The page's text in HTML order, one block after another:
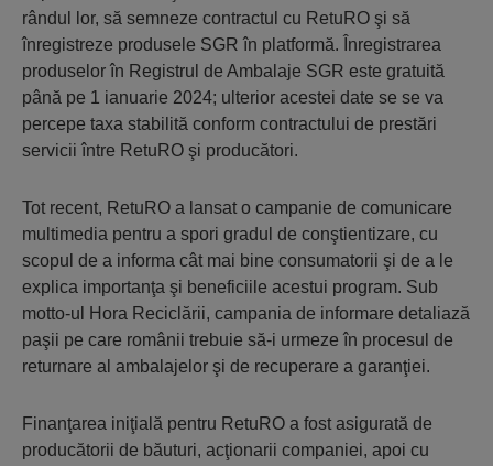
rândul lor, să semneze contractul cu RetuRO şi să
înregistreze produsele SGR în platformă. Înregistrarea
produselor în Registrul de Ambalaje SGR este gratuită
până pe 1 ianuarie 2024; ulterior acestei date se se va
percepe taxa stabilită conform contractului de prestări
servicii între RetuRO şi producători.
Tot recent, RetuRO a lansat o campanie de comunicare
multimedia pentru a spori gradul de conştientizare, cu
scopul de a informa cât mai bine consumatorii şi de a le
explica importanţa şi beneficiile acestui program. Sub
motto-ul Hora Reciclării, campania de informare detaliază
paşii pe care românii trebuie să-i urmeze în procesul de
returnare al ambalajelor şi de recuperare a garanţiei.
Finanţarea iniţială pentru RetuRO a fost asigurată de
producătorii de băuturi, acţionarii companiei, apoi cu